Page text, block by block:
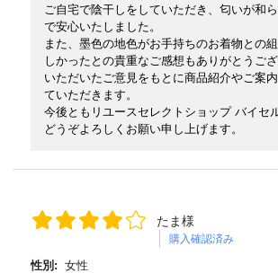
ご自宅で陰干しをしていただき、匂いが和
で安心いたしました。
また、墨色の地色がお手持ちのお着物との
しかったとの貴重なご感想もありがとうござ
いただいたご意見をもとに商品紹介やご案
ていただきます。
今後ともリユースセレクトショップ バイセ
どうぞよろしくお願い申し上げます。
たま様
購入確認済み
性別: 女性